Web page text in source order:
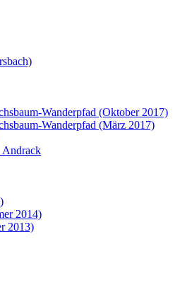
Wanderpfad (Oktober 2017)
Wanderpfad (März 2017)
Andrack
2014)
2013)